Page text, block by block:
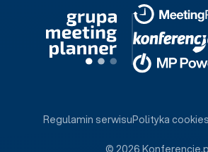
© 2026
Regulamin serwisuPolityka